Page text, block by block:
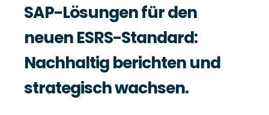
SAP-Lösungen für den
neuen ESRS-Standard:
Nachhaltig berichten und
strategisch wachsen.